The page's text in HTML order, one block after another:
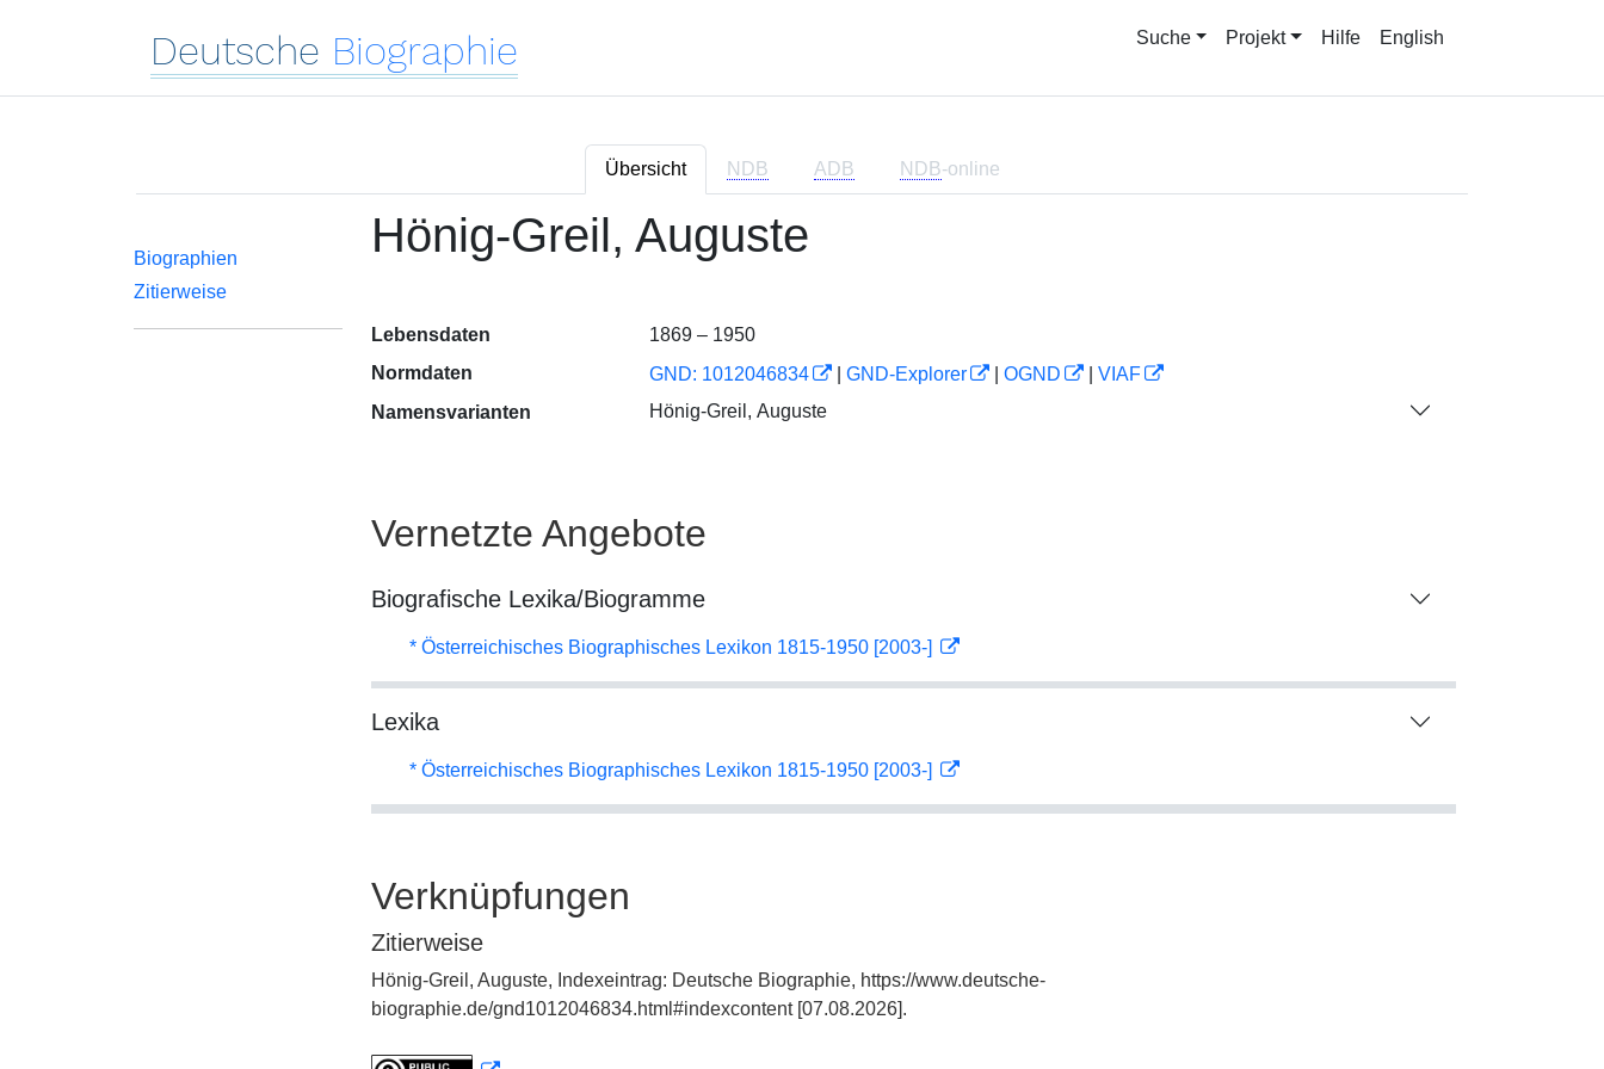
Deutsche Biographie Suche Projekt Hilfe English
Übersicht NDB ADB NDB-online
Biographien
Zitierweise
Hönig-Greil, Auguste
Lebensdaten
1869 – 1950
Normdaten
GND: 1012046834 GND-Explorer OGND
VIAF
Namensvarianten
Hönig-Greil, Auguste
Vernetzte Angebote
Biografische Lexika/Biogramme
* Österreichisches Biographisches Lexikon 1815-1950 [2003-]
Lexika
* Österreichisches Biographisches Lexikon 1815-1950 [2003-]
Verknüpfungen
Zitierweise
Hönig-Greil, Auguste, Indexeintrag: Deutsche Biographie, https://www.deutsche-
biographie.de/gnd1012046834.html#indexcontent [07.08.2026].